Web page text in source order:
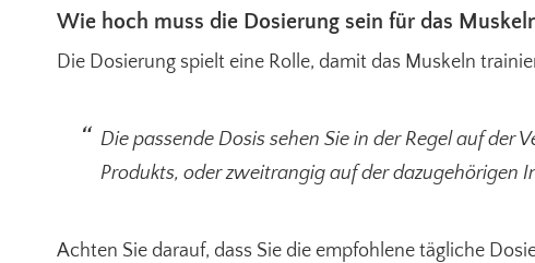
Wie hoch muss die Dosierung sein für das
Die Dosierung spielt eine Rolle, damit das Muskeln
Die passende Dosis sehen Sie in der Regel auf der
Produkts, oder zweitrangig auf der dazugehörigen
Achten Sie darauf, dass Sie die empfohlene tägliche